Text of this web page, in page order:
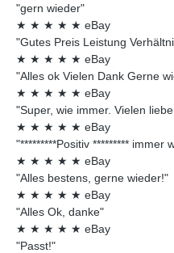
"gern wieder"
★ ★ ★ ★ ★ eBay
"Gutes Preis Leistung
★ ★ ★ ★ ★ eBay
"Alles ok Vielen Dank Gerne
★ ★ ★ ★ ★ eBay
"Super, wie immer. Vielen
★ ★ ★ ★ ★ eBay
"*********Positiv ********* immer
★ ★ ★ ★ ★ eBay
"Alles bestens, gerne wieder!"
★ ★ ★ ★ ★ eBay
"Alles Ok, danke"
★ ★ ★ ★ ★ eBay
"Passt!"